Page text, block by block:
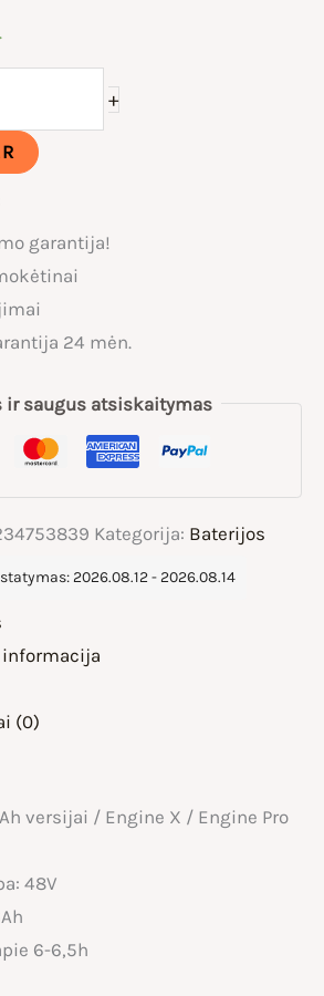
+
garantija!
24 mėn.
ir saugus atsiskaitymas
Kategorija: Baterijos
2026.08.12 - 2026.08.14
(0)
versijai / Engine X / Engine Pro
48V
6-6,5h